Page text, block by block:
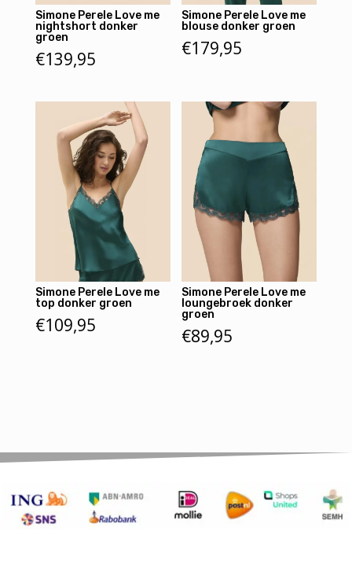
Simone Perele Love me
nightshort donker
groen
€139,95
Simone Perele Love me
blouse donker groen
€179,95
Simone Perele Love me
top donker groen
€109,95
Simone Perele Love me
loungebroek donker
groen
€89,95